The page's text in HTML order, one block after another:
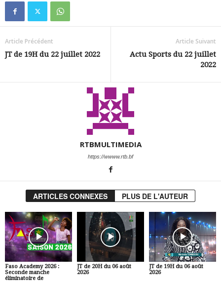
Article Précédent
JT de 19H du 22 juillet 2022
Article Suivant
Actu Sports du 22 juillet
2022
RTBMULTIMEDIA
https://wwww.rtb.bf
ARTICLES CONNEXES PLUS DE L'AUTEUR
Faso Academy 2026 :
Seconde manche
éliminatoire de
JT de 20H du 06 août
2026
JT de 19H du 06 août
2026